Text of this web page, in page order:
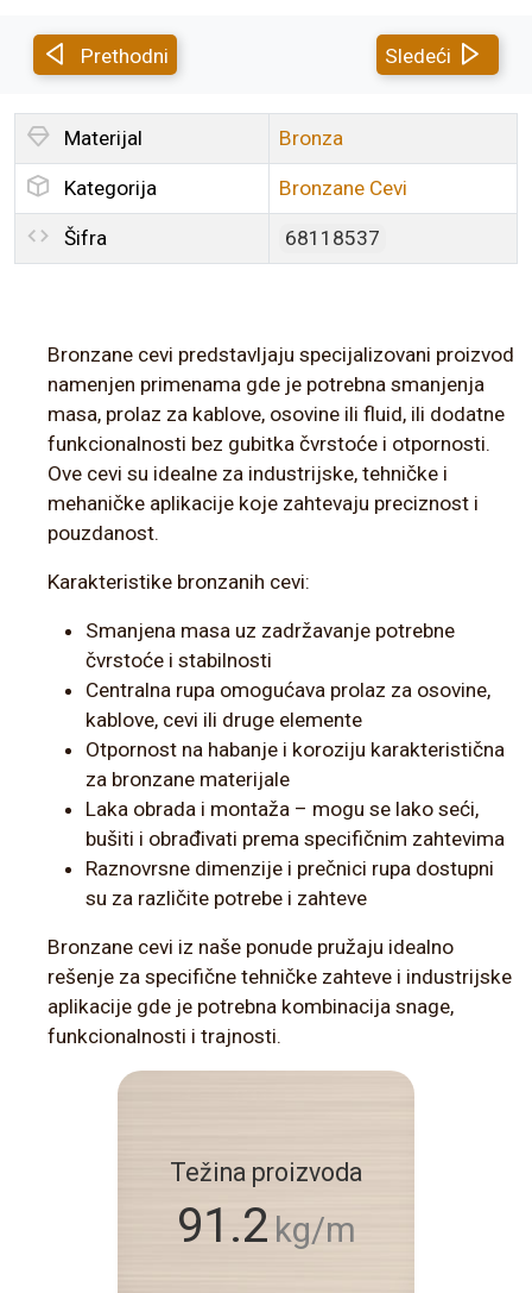
Prethodni Sledeći
Materijal Bronza
Kategorija Bronzane Cevi
Šifra 68118537
Bronzane cevi predstavljaju specijalizovani proizvod
namenjen primenama gde je potrebna smanjenja
masa, prolaz za kablove, osovine ili fluid, ili dodatne
funkcionalnosti bez gubitka čvrstoće i otpornosti.
Ove cevi su idealne za industrijske, tehničke i
mehaničke aplikacije koje zahtevaju preciznost i
pouzdanost.
Karakteristike bronzanih cevi:
Smanjena masa uz zadržavanje potrebne
čvrstoće i stabilnosti
Centralna rupa omogućava prolaz za osovine,
kablove, cevi ili druge elemente
Otpornost na habanje i koroziju karakteristična
za bronzane materijale
Laka obrada i montaža – mogu se lako seći,
bušiti i obrađivati prema specifičnim zahtevima
Raznovrsne dimenzije i prečnici rupa dostupni
su za različite potrebe i zahteve
Bronzane cevi iz naše ponude pružaju idealno
rešenje za specifične tehničke zahteve i industrijske
aplikacije gde je potrebna kombinacija snage,
funkcionalnosti i trajnosti.
Težina proizvoda
91.2 kg/m